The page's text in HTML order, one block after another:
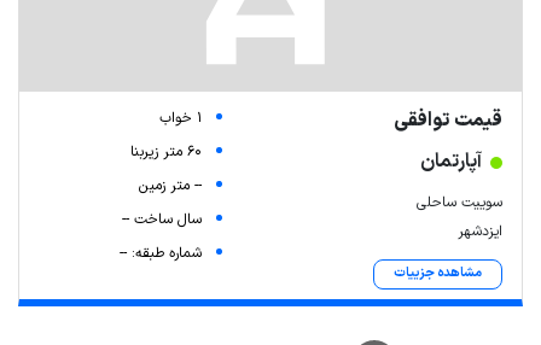
قیمت توافقی
آپارتمان
سوییت ساحلی
ایزدشهر
مشاهده جزییات
1 خواب
60 متر زیربنا
-- متر زمین
سال ساخت --
شماره طبقه: --